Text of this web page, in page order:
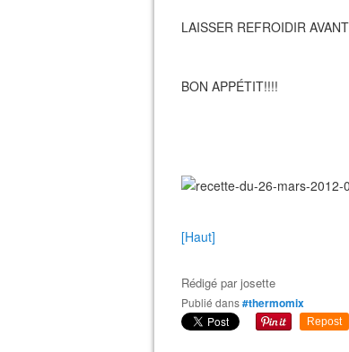
LAISSER REFROIDIR
BON APPÉTIT!!!!
[Haut]
Rédigé parjosette
Publié dans#thermomix
Repost